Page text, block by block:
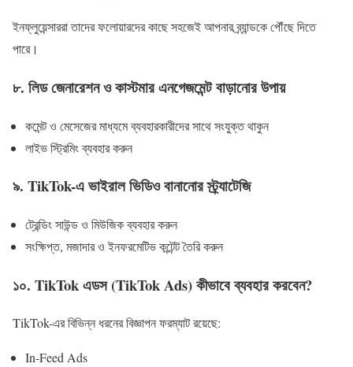
ইনফ্লুয়েন্সাররা তাদের ফলোয়ারদের কাছে সহজেই আপনার ব্র্যান্ডকে পৌঁছে দিতে
পারে।
৮. লিড জেনারেশন ও কাস্টমার এনগেজমেন্ট বাড়ানোর উপায়
কমেন্ট ও মেসেজের মাধ্যমে ব্যবহারকারীদের সাথে সংযুক্ত থাকুন
লাইভ স্ট্রিমিং ব্যবহার করুন
৯. TikTok-এ ভাইরাল ভিডিও বানানোর স্ট্র্যাটেজি
ট্রেন্ডিং সাউন্ড ও মিউজিক ব্যবহার করুন
সংক্ষিপ্ত, মজাদার ও ইনফরমেটিভ কন্টেন্ট তৈরি করুন
১০. TikTok এডস (TikTok Ads) কীভাবে ব্যবহার করবেন?
TikTok-এর বিভিন্ন ধরনের বিজ্ঞাপন ফরম্যাট রয়েছে:
In-Feed Ads